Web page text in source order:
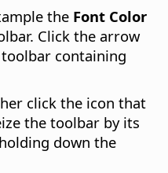
the Font Color
Click the arrow
containing
click the icon that
the toolbar by its
down the